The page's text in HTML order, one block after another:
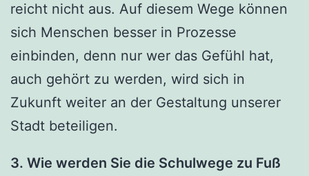
reicht nicht aus. Auf diesem Wege können
sich Menschen besser in Prozesse
einbinden, denn nur wer das Gefühl hat,
auch gehört zu werden, wird sich in
Zukunft weiter an der Gestaltung unserer
Stadt beteiligen.
3. Wie werden Sie die Schulwege zu Fuß